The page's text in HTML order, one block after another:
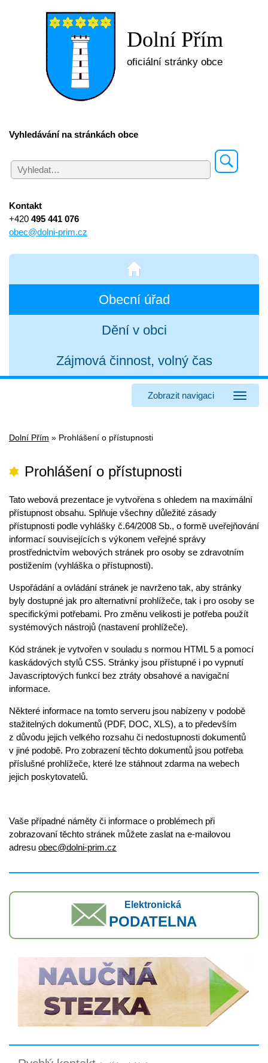
Dolní Přím
oficiální stránky obce
Vyhledávání na stránkách obce
Kontakt
+420 495 441 076
obec@dolni-prim.cz
Obecní úřad
Dění v obci
Zájmová činnost, volný čas
Zobrazit navigaci
Dolní Přím » Prohlášení o přístupnosti
Prohlášení o přístupnosti
Tato webová prezentace je vytvořena s ohledem na maximální
přístupnost obsahu. Splňuje všechny důležité zásady
přístupnosti podle vyhlášky č.64/2008 Sb., o formě uveřejňování
informací souvisejících s výkonem veřejné správy
prostřednictvím webových stránek pro osoby se zdravotním
postižením (vyhláška o přístupnosti).
Uspořádání a ovládání stránek je navrženo tak, aby stránky
byly dostupné jak pro alternativní prohlížeče, tak i pro osoby se
specifickými potřebami. Pro změnu velikosti je potřeba použít
systémových nástrojů (nastavení prohlížeče).
Kód stránek je vytvořen v souladu s normou HTML 5 a pomocí
kaskádových stylů CSS. Stránky jsou přístupné i po vypnutí
Javascriptových funkcí bez ztráty obsahové a navigační
informace.
Některé informace na tomto serveru jsou nabízeny v podobě
stažitelných dokumentů (PDF, DOC, XLS), a to především
z důvodu jejich velkého rozsahu či nedostupnosti dokumentů
v jiné podobě. Pro zobrazení těchto dokumentů jsou potřeba
příslušné prohlížeče, které lze stáhnout zdarma na webech
jejich poskytovatelů.
Vaše případné náměty či informace o problémech při
zobrazovaní těchto stránek můžete zaslat na e-mailovou
adresu obec@dolni-prim.cz
Elektronická
PODATELNA